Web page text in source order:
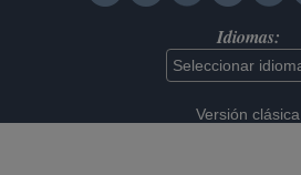
Idiomas:
Versión clásica